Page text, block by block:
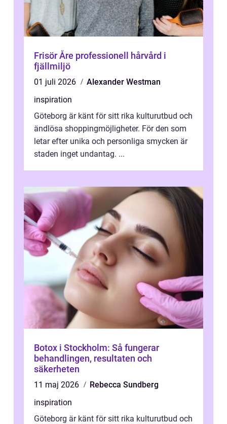
Frisör Åre professionell hårvård i
fjällmiljö
01 juli 2026
Alexander Westman
inspiration
Göteborg är känt för sitt rika kulturutbud och
ändlösa shoppingmöjligheter. För den som
letar efter unika och personliga smycken är
staden inget undantag. ...
Botox i Stockholm: Så fungerar
behandlingen, resultaten och
säkerheten
11 maj 2026
Rebecca Sundberg
inspiration
Göteborg är känt för sitt rika kulturutbud och